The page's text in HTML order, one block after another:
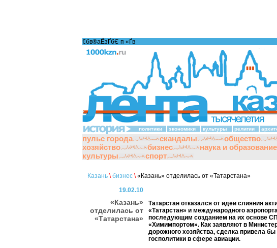
€бв®аЁзҐбЄ п «Ґ­в
политики экономики культуры религии
пульс города скандалы общество
хозяйство
бизнес наука и образование
культуры
спорт
Казань \ бизнес \«Казань» отделилась от «Татарстана»
19.02.10
«Казань»
отделилась от
«Татарстана»
Татарстан отказался от идеи слияния
«Татарстан» и международного
последующим созданием на их основе
«Химимпортом». Как заявляют в
дорожного хозяйства, сделка привела
госполитики в сфере авиации.